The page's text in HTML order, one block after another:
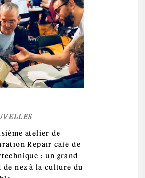
atelier de
Repair café de
: un grand
de nez à la culture du